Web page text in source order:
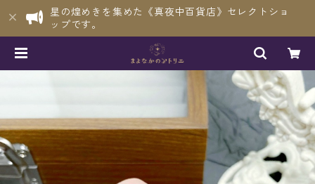
星の煌めきを集めた《真夜中百貨店》セレクトショ
ップです。